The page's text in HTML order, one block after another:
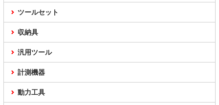
ツールセット
収納具
汎用ツール
計測機器
動力工具